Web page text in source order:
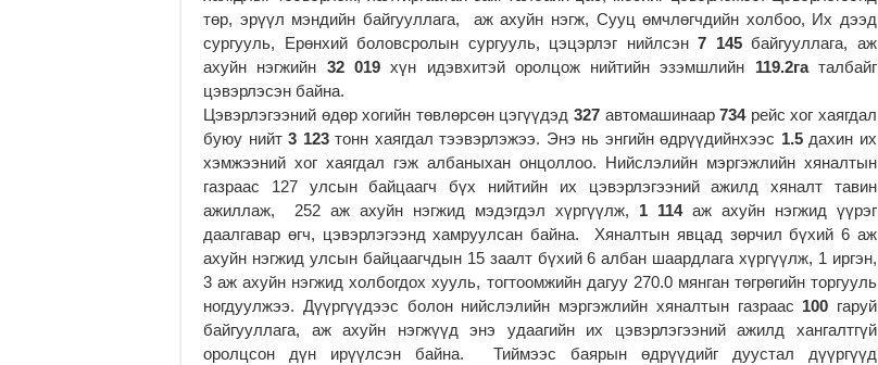
төр, эрүүл мэндийн байгууллага, аж ахуйн нэгж, Сууц өмчлөгчдийн холбоо, Их дээд
сургууль, Ерөнхий боловсролын сургууль, цэцэрлэг нийлсэн7 145байгууллага, аж
ахуйн нэгжийн 32 019хүн идэвхитэй оролцож нийтийн эзэмшлийн 119.2гаталбайг
цэвэрлэсэн байна.
Цэвэрлэгээний өдөр хогийн төвлөрсөн цэгүүдэд 327 автомашинаар734рейс хог хаягдал
буюу нийт3 123тонн хаягдал тээвэрлэжээ. Энэ нь энгийн өдрүүдийнхээс 1.5дахин их
хэмжээний хог хаягдал гэж албаныхан онцоллоо. Нийслэлийн мэргэжлийн хяналтын
газраас 127 улсын байцаагч бүх нийтийн их цэвэрлэгээний ажилд хяналт тавин
ажиллаж, 252 аж ахуйн нэгжид мэдэгдэл хүргүүлж, 1 114 аж ахуйн нэгжид үүрэг
даалгавар өгч, цэвэрлэгээнд хамруулсан байна. Хяналтын явцад зөрчил бүхий 6 аж
ахуйн нэгжид улсын байцаагчдын 15 заалт бүхий 6 албан шаардлага хүргүүлж, 1 иргэн,
3 аж ахуйн нэгжид холбогдох хууль, тогтоомжийн дагуу 270.0 мянган төгрөгийн торгууль
ногдуулжээ. Дүүргүүдээс болон нийслэлийн мэргэжлийн хяналтын газраас 100 гаруй
байгууллага, аж ахуйн нэгжүүд энэ удаагийн их цэвэрлэгээний ажилд хангалтгүй
оролцсон дүн ирүүлсэн байна. Тиймээс баярын өдрүүдийг дуустал дүүргүүд